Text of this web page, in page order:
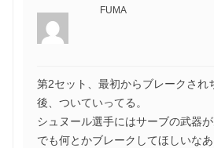
FUMA
第2セット、最初からブレークされ
後、ついていってる。
シュヌール選手にはサーブの武器が
でも何とかブレークしてほしいなあ